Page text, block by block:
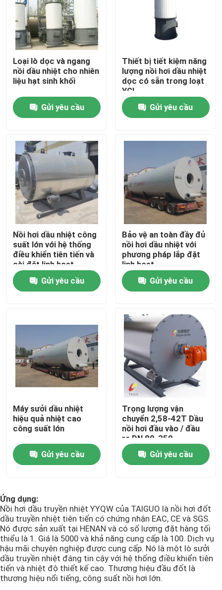
Trang chủ
Các sản phẩm
Video
Về chúng tôi
Tham quan nhà máy
Liên hệ chúng tôi
Tin tức
Yêu cầu báo giá
Lò dầu tải nhiệt
Hướng dẫn vận hành lò hơi đốt than
Lò hơi sinh khối ghi xích
Loại lò dọc và ngang
nồi dầu nhiệt cho nhiên
liệu hạt sinh khối
Gửi yêu cầu
Thiết bị tiết kiệm năng
lượng nồi hơi dầu nhiệt
dọc có sẵn trong loạt
YGL
Gửi yêu cầu
Nồi hơi dầu nhiệt công
suất lớn với hệ thống
điều khiển tiên tiến và
cài đặt linh hoạt
Gửi yêu cầu
Bảo vệ an toàn đầy đủ
nồi hơi dầu nhiệt với
phương pháp lắp đặt
linh hoạt
Gửi yêu cầu
Máy sưởi dầu nhiệt
hiệu quả nhiệt cao
công suất lớn
Gửi yêu cầu
Trọng lượng vận
chuyển 2,58-42T Dầu
nồi hơi đầu vào / đầu
ra DN 80-350
Gửi yêu cầu
Ứng dụng:
Nồi hơi dầu truyền nhiệt YYQW của TAIGUO là nồi hơi đốt
dầu truyền nhiệt tiên tiến có chứng nhận EAC, CE và SGS.
Nó được sản xuất tại HENAN và có số lượng đặt hàng tối
thiểu là 1. Giá là 5000 và khả năng cung cấp là 100. Dịch vụ
hậu mãi chuyên nghiệp được cung cấp. Nó là một lò sưởi
dầu truyền nhiệt đáng tin cậy với hệ thống điều khiển tiên
tiến và nhiệt độ thiết kế cao. Thương hiệu đầu đốt là
thương hiệu nổi tiếng, công suất nồi hơi lớn.